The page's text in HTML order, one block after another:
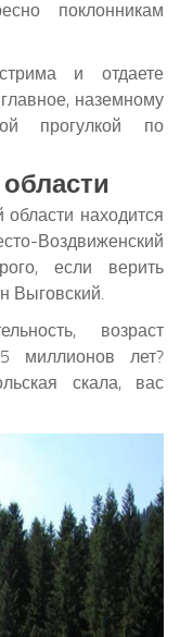
поклонникам
и отдаете
наземному
прогулкой по
находится
Воздвиженский
если верить
Выговский.
возраст
миллионов лет?
скала, вас